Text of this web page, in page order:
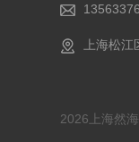
上海松
2026上海然